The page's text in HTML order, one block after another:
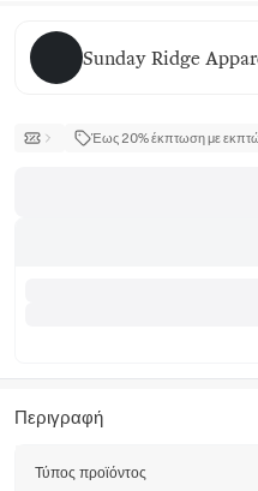
Sunday Ridge Apparel
Sunday Ridge
Έως 20% έκπτωση με
Περιγραφή
Τύπος προϊόντος